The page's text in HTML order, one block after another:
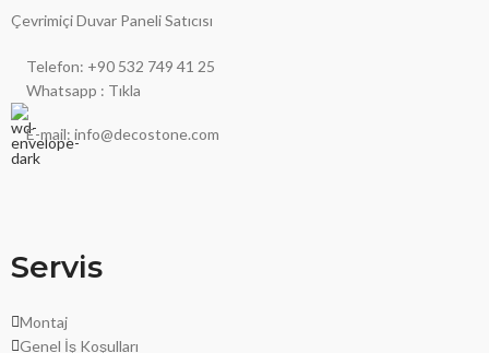
Çevrimiçi Duvar Paneli Satıcısı
Telefon: +90 532 749 41 25
Whatsapp : Tıkla
E-mail: info@decostone.com
Servis
Montaj
Genel İş Koşulları